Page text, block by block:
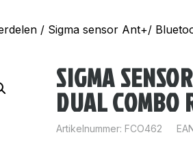
/ Sigma sensor Ant+/
SIGMA
DUAL COMBO
Artikelnummer: FCO462